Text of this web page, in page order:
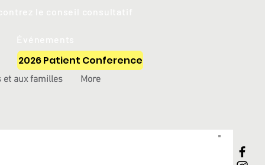
2026 Patient Conference
et aux familles More